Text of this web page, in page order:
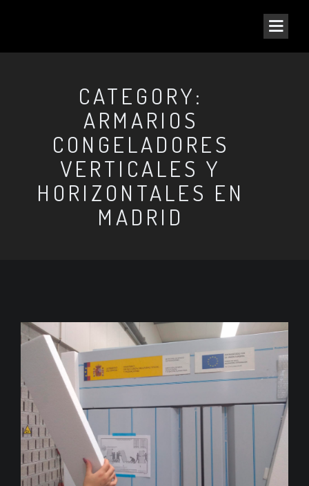
CATEGORY:
ARMARIOS
CONGELADORES
VERTICALES Y
HORIZONTALES EN
MADRID